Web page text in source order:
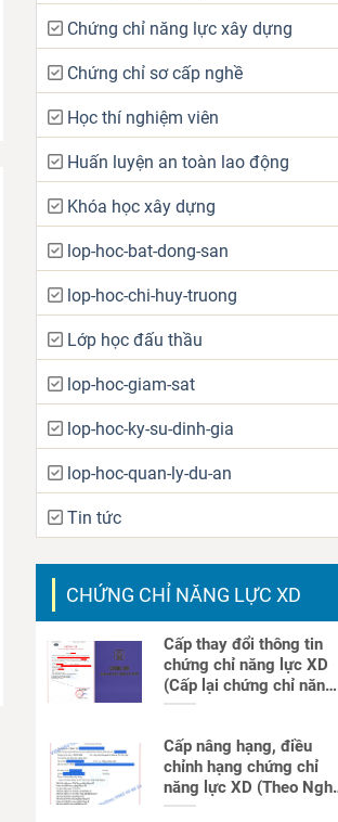
Chứng chỉ năng lực xây dựng
Chứng chỉ sơ cấp nghề
Học thí nghiệm viên
Huấn luyện an toàn lao động
Khóa học xây dựng
lop-hoc-bat-dong-san
lop-hoc-chi-huy-truong
Lớp học đấu thầu
lop-hoc-giam-sat
lop-hoc-ky-su-dinh-gia
lop-hoc-quan-ly-du-an
Tin tức
CHỨNG CHỈ NĂNG LỰC XD
Cấp thay đổi thông tin
chứng chỉ năng lực XD
(Cấp lại chứng chỉ năng
lực)
Cấp nâng hạng, điều
chỉnh hạng chứng chỉ
năng lực XD (Theo Nghị
định mới)